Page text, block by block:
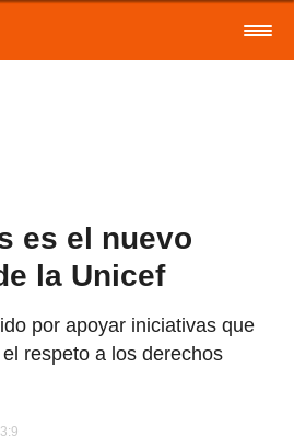
es el nuevo
la Unicef
por apoyar iniciativas que
respeto a los derechos